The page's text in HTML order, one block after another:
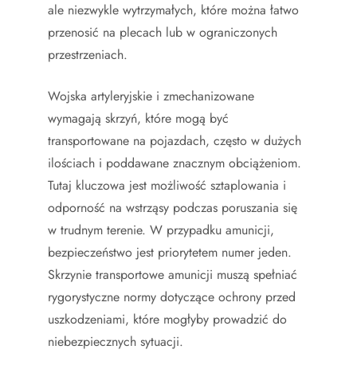
ale niezwykle wytrzymałych, które można łatwo
przenosić na plecach lub w ograniczonych
przestrzeniach.
Wojska artyleryjskie i zmechanizowane
wymagają skrzyń, które mogą być
transportowane na pojazdach, często w dużych
ilościach i poddawane znacznym obciążeniom.
Tutaj kluczowa jest możliwość sztaplowania i
odporność na wstrząsy podczas poruszania się
w trudnym terenie. W przypadku amunicji,
bezpieczeństwo jest priorytetem numer jeden.
Skrzynie transportowe amunicji muszą spełniać
rygorystyczne normy dotyczące ochrony przed
uszkodzeniami, które mogłyby prowadzić do
niebezpiecznych sytuacji.